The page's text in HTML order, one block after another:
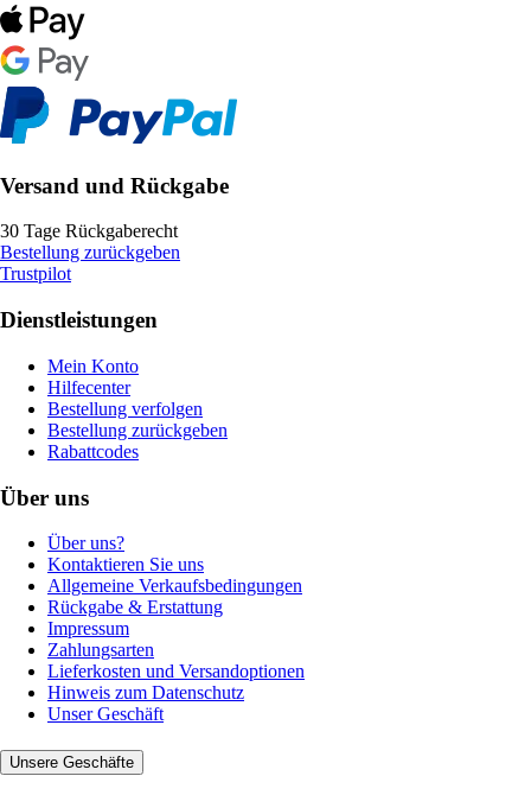
Versand und Rückgabe
30 Tage Rückgaberecht
Bestellung zurückgeben
Trustpilot
Dienstleistungen
Mein Konto
Hilfecenter
Bestellung verfolgen
Bestellung zurückgeben
Rabattcodes
Über uns
Über uns?
Kontaktieren Sie uns
Allgemeine Verkaufsbedingungen
Rückgabe & Erstattung
Impressum
Zahlungsarten
Lieferkosten und Versandoptionen
Hinweis zum Datenschutz
Unser Geschäft
Unsere Geschäfte